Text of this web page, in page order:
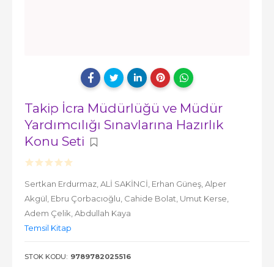
Takip İcra Müdürlüğü ve Müdür
Yardımcılığı Sınavlarına Hazırlık
Konu Seti
Sertkan Erdurmaz, ALİ SAKİNCİ, Erhan Güneş, Alper
Akgül, Ebru Çorbacıoğlu, Cahide Bolat, Umut Kerse,
Adem Çelik, Abdullah Kaya
Temsil Kitap
STOK KODU: 9789782025516